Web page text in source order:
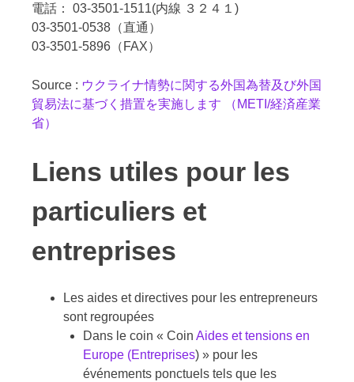
電話： 03-3501-1511(内線 ３２４１)
03-3501-0538（直通）
03-3501-5896（FAX）
Source : ウクライナ情勢に関する外国為替及び外国
貿易法に基づく措置を実施します （METI/経済産業
省）
Liens utiles pour les
particuliers et
entreprises
Les aides et directives pour les entrepreneurs
sont regroupées
Dans le coin « Coin Aides et tensions en
Europe (Entreprises) » pour les
événements ponctuels tels que les